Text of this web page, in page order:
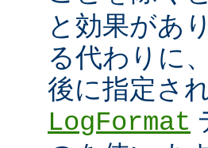
と効果があ
る代わりに
後に指定さ
LogFormat